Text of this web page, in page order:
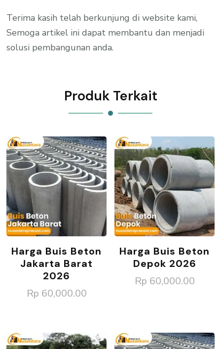
Terima kasih telah berkunjung di website kami,
Semoga artikel ini dapat membantu dan menjadi
solusi pembangunan anda.
Produk Terkait
Harga Buis Beton
Jakarta Barat
2026
Rp 60,000.00
Harga Buis Beton
Depok 2026
Rp 60,000.00